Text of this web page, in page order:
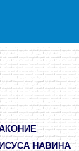
НАВИНА